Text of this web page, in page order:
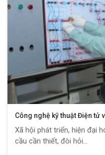
Công nghệ kỹ thuật Điện tử
Xã hội phát triển, hiện đại
cầu cần thiết, đòi hỏi...